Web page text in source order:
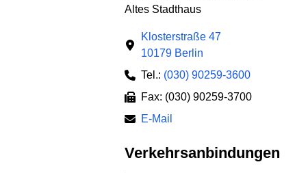
Altes Stadthaus
Klosterstraße 47
10179 Berlin
Tel.: (030) 90259-3600
Fax: (030) 90259-3700
E-Mail
Verkehrsanbindungen